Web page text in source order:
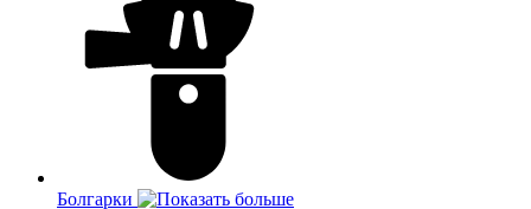
Болгарки